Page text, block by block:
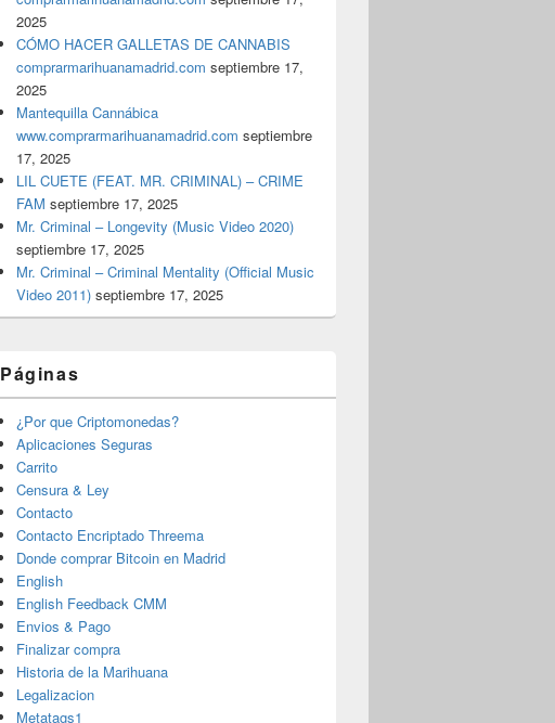
2025
CÓMO HACER GALLETAS DE CANNABIS
comprarmarihuanamadrid.com septiembre 17,
2025
Mantequilla Cannábica
www.comprarmarihuanamadrid.com septiembre
17, 2025
LIL CUETE (FEAT. MR. CRIMINAL) – CRIME
FAM septiembre 17, 2025
Mr. Criminal – Longevity (Music Video 2020)
septiembre 17, 2025
Mr. Criminal – Criminal Mentality (Official Music
Video 2011) septiembre 17, 2025
Páginas
¿Por que Criptomonedas?
Aplicaciones Seguras
Carrito
Censura & Ley
Contacto
Contacto Encriptado Threema
Donde comprar Bitcoin en Madrid
English
English Feedback CMM
Envios & Pago
Finalizar compra
Historia de la Marihuana
Legalizacion
Metatags1